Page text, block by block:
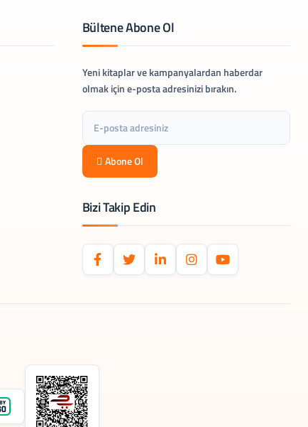
Bültene Abone Ol
Yeni kitaplar ve kampanyalardan haberdar
olmak için e-posta adresinizi bırakın.
Abone Ol
Bizi Takip Edin